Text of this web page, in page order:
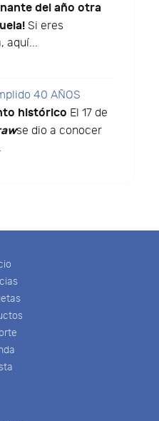
del año otra
Si eres
aquí...
40 AÑOS
histórico El 17 de
se dio a conocer